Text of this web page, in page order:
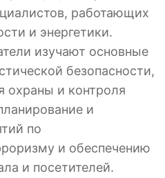
работающих
и энергетики.
изучают основные
безопасности,
охраны и контроля
и
по
и обеспечению
и посетителей.